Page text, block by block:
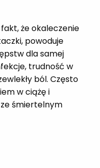
że okaleczenie
powoduje
dla samej
trudność w
ból. Często
w ciążę i
śmiertelnym